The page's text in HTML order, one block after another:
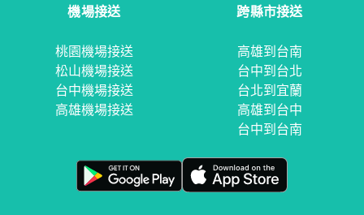
機場接送
桃園機場接送
松山機場接送
台中機場接送
高雄機場接送
跨縣市接送
高雄到台南
台中到台北
台北到宜蘭
高雄到台中
台中到台南